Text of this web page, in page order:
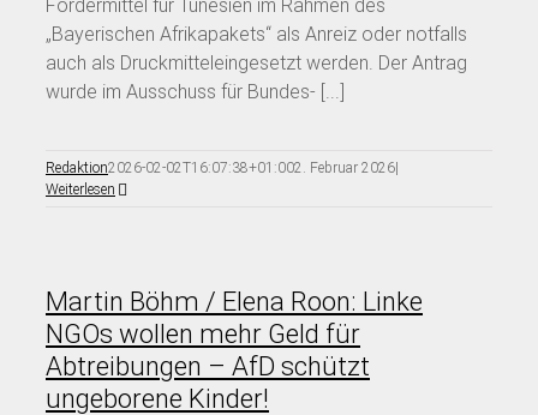
Fördermittel für Tunesien im Rahmen des
„Bayerischen Afrikapakets“ als Anreiz oder notfalls
auch als Druckmitteleingesetzt werden. Der Antrag
wurde im Ausschuss für Bundes- [...]
Redaktion2026-02-02T16:07:38+01:002. Februar 2026|
Weiterlesen
Martin Böhm / Elena Roon: Linke
NGOs wollen mehr Geld für
Abtreibungen – AfD schützt
ungeborene Kinder!